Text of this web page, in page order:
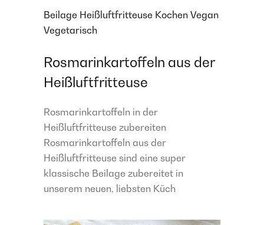
Beilage Heißluftfritteuse Kochen Vegan
Vegetarisch
Rosmarinkartoffeln aus der
Heißluftfritteuse
Rosmarinkartoffeln in der
Heißluftfritteuse zubereiten
Rosmarinkartoffeln aus der
Heißluftfritteuse sind eine super
klassische Beilage zubereitet in
unserem neuen, liebsten Küch